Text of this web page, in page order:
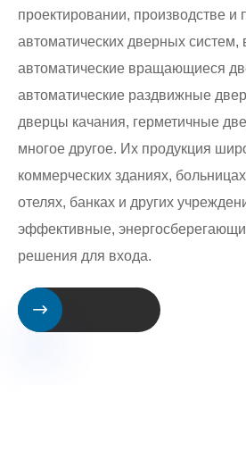
проектировании, производстве
автоматических дверных систем,
автоматические вращающиеся
автоматические раздвижные
дверцы качания, герметичные
многое другое. Их продукция
коммерческих зданиях,
отелях, банках и других
эффективные,
решения для входа.
